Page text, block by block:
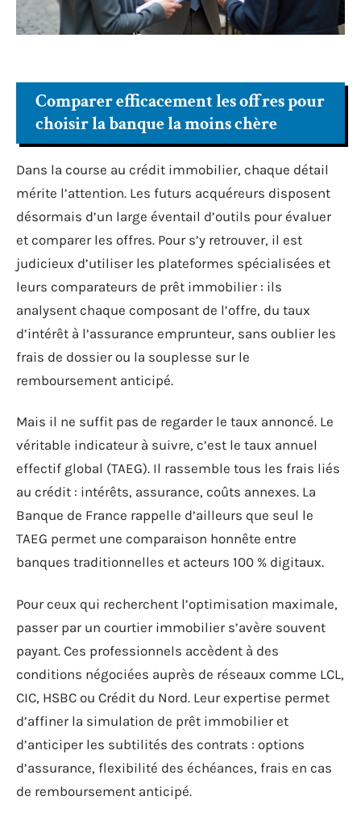
Comparer efficacement les offres pour
choisir la banque la moins chère
Dans la course au crédit immobilier, chaque détail
mérite l’attention. Les futurs acquéreurs disposent
désormais d’un large éventail d’outils pour évaluer
et comparer les offres. Pour s’y retrouver, il est
judicieux d’utiliser les plateformes spécialisées et
leurs comparateurs de prêt immobilier : ils
analysent chaque composant de l’offre, du taux
d’intérêt à l’assurance emprunteur, sans oublier les
frais de dossier ou la souplesse sur le
remboursement anticipé.
Mais il ne suffit pas de regarder le taux annoncé. Le
véritable indicateur à suivre, c’est le taux annuel
effectif global (TAEG). Il rassemble tous les frais liés
au crédit : intérêts, assurance, coûts annexes. La
Banque de France rappelle d’ailleurs que seul le
TAEG permet une comparaison honnête entre
banques traditionnelles et acteurs 100 % digitaux.
Pour ceux qui recherchent l’optimisation maximale,
passer par un courtier immobilier s’avère souvent
payant. Ces professionnels accèdent à des
conditions négociées auprès de réseaux comme LCL,
CIC, HSBC ou Crédit du Nord. Leur expertise permet
d’affiner la simulation de prêt immobilier et
d’anticiper les subtilités des contrats : options
d’assurance, flexibilité des échéances, frais en cas
de remboursement anticipé.